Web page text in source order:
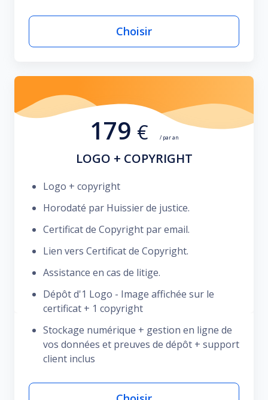
Choisir
179 € / par an
LOGO + COPYRIGHT
Logo + copyright
Horodaté par Huissier de justice.
Certificat de Copyright par email.
Lien vers Certificat de Copyright.
Assistance en cas de litige.
Dépôt d'1 Logo - Image affichée sur le
certificat + 1 copyright
Stockage numérique + gestion en ligne de
vos données et preuves de dépôt + support
client inclus